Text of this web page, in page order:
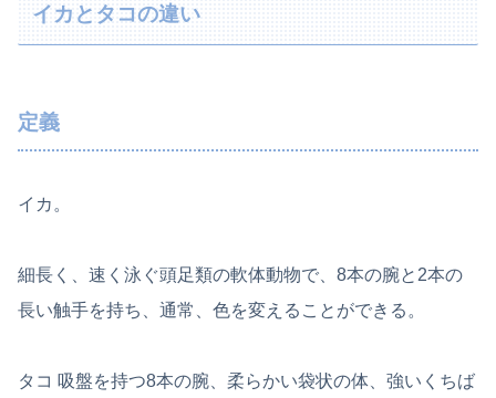
イカとタコの違い
定義
イカ。
細長く、速く泳ぐ頭足類の軟体動物で、8本の腕と2本の
長い触手を持ち、通常、色を変えることができる。
タコ 吸盤を持つ8本の腕、柔らかい袋状の体、強いくちば